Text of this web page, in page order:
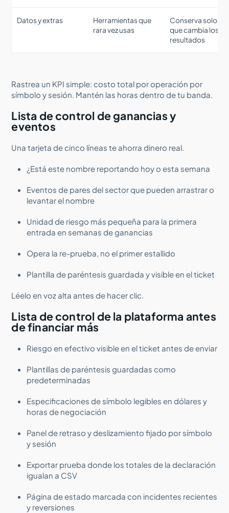
Datos y extras
Herramientas que
rara vez usas
Conserva solo lo
que cambia los
resultados
Rastrea un KPI simple: costo total por operación por
símbolo y sesión. Mantén las horas dentro de tu banda.
Lista de control de ganancias y
eventos
Una tarjeta de cinco líneas te ahorra dinero real.
¿Está este nombre reportando hoy o esta semana
Eventos de pares del sector que pueden arrastrar o
levantar el nombre
Unidad de riesgo más pequeña para la primera
entrada en semanas de ganancias
Opera la re-prueba, no el primer estallido
Plantilla de paréntesis guardada y visible en el ticket
Léelo en voz alta antes de hacer clic.
Lista de control de la plataforma antes
de financiar más
Riesgo en efectivo visible en el ticket antes de enviar
Plantillas de paréntesis guardadas como
predeterminadas
Especificaciones de símbolo legibles en dólares y
horas de negociación
Panel de retraso y deslizamiento fijado por símbolo
y sesión
Exportar prueba donde los totales de la declaración
igualan a CSV
Página de estado marcada con incidentes recientes
y reversiones